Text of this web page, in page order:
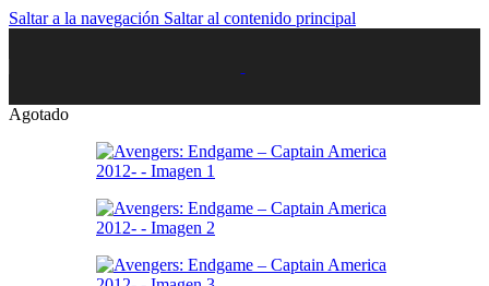
Saltar a la navegación Saltar al contenido principal
Agotado